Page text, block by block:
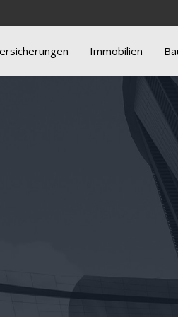
Immobilien